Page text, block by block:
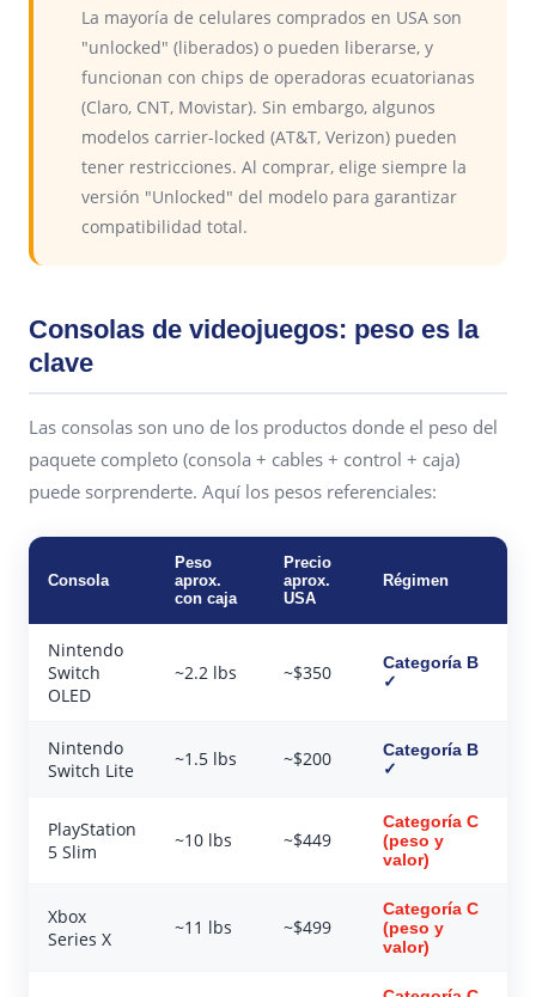
La mayoría de celulares comprados en USA son
"unlocked" (liberados) o pueden liberarse, y
funcionan con chips de operadoras ecuatorianas
(Claro, CNT, Movistar). Sin embargo, algunos
modelos carrier-locked (AT&T, Verizon) pueden
tener restricciones. Al comprar, elige siempre la
versión "Unlocked" del modelo para garantizar
compatibilidad total.
Consolas de videojuegos: peso es la
clave
Las consolas son uno de los productos donde el peso del
paquete completo (consola + cables + control + caja)
puede sorprenderte. Aquí los pesos referenciales:
Consola
Peso
aprox.
con caja
Precio
aprox.
USA
Régimen
Nintendo
Switch
OLED
~2.2 lbs ~$350
Categoría B
✓
Nintendo
Switch Lite
~1.5 lbs ~$200
Categoría B
✓
PlayStation
5 Slim
~10 lbs ~$449
Categoría C
(peso y
valor)
Xbox
Series X
~11 lbs ~$499
Categoría C
(peso y
valor)